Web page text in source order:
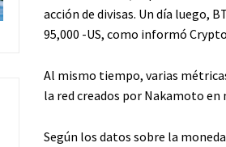
acción de divisas. Un día luego,
95,000 -US, como informó
Al mismo tiempo, varias
la red creados por Nakamoto en
Según los datos sobre la